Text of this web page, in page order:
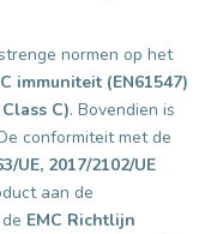
normen op het
immuniteit (EN61547)
C). Bovendien is
conformiteit met de
UE, 2017/2102/UE
aan de
EMC Richtlijn